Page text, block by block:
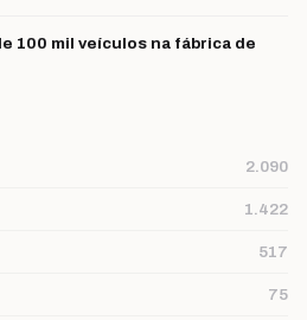
100 mil veículos na fábrica de
2.090
1.422
517
75